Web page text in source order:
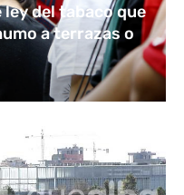
del tabaco que
a terrazas o